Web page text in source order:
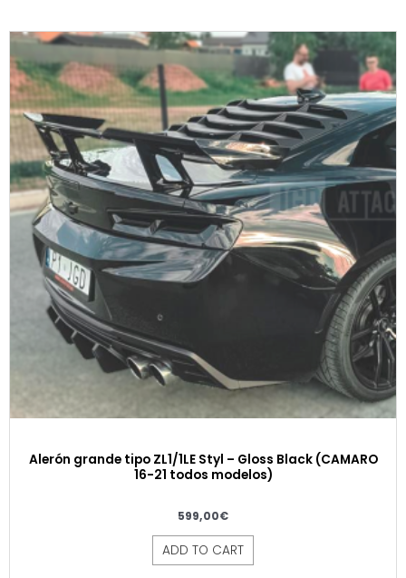
Alerón grande tipo ZL1/1LE Styl – Gloss Black (CAMARO
16-21 todos modelos)
599,00€
ADD TO CART